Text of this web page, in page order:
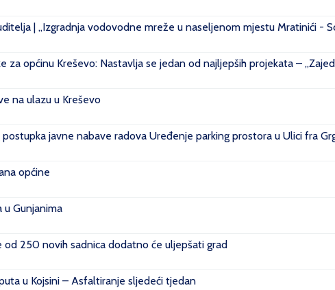
| „Izgradnja vodovodne mreže u naseljenom mjestu Mratinići -
za općinu Kreševo: Nastavlja se jedan od najljepših projekata –
na ulazu u Kreševo
javne nabave radova Uređenje parking prostora u Ulici fra
općine
u Gunjanima
od 250 novih sadnica dodatno će uljepšati grad
u Kojsini – Asfaltiranje sljedeći tjedan